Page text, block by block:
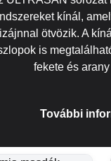
kínál,
ötvözik. A
is
fekete és
További